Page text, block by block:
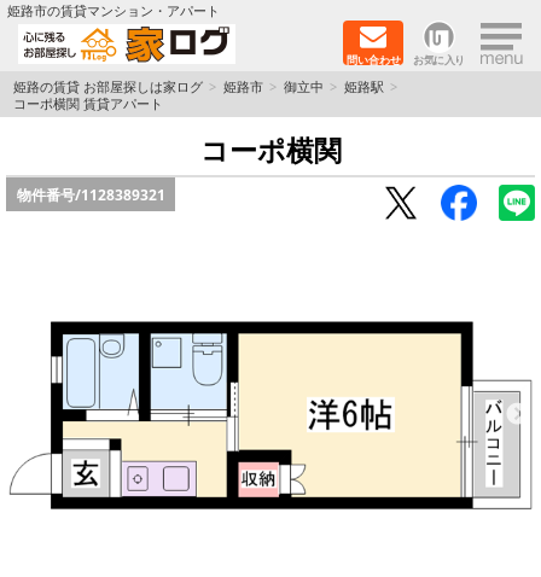
姫路市の賃貸マンション・アパート
問い合わせ お気に入り ×
TOPページ
ペットOK物件
保証人不要物件
初期費用リーズナブル物件
都市ガス物件
路線·駅から探す
姫路の賃貸 お部屋探しは家ログ 姫路市 御立中
姫路駅
コーポ横関 賃貸アパート
コーポ横関
物件番号/1128389321